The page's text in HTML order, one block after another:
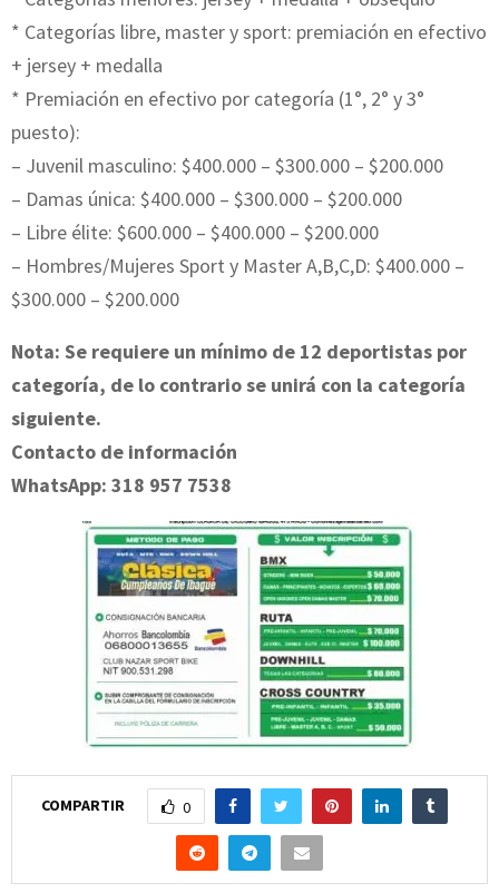
* Categorías libre, master y sport: premiación en efectivo
+ jersey + medalla
* Premiación en efectivo por categoría (1°, 2° y 3°
puesto):
– Juvenil masculino: $400.000 – $300.000 – $200.000
– Damas única: $400.000 – $300.000 – $200.000
– Libre élite: $600.000 – $400.000 – $200.000
– Hombres/Mujeres Sport y Master A,B,C,D: $400.000 –
$300.000 – $200.000
Nota: Se requiere un mínimo de 12 deportistas por
categoría, de lo contrario se unirá con la categoría
siguiente.
Contacto de información
WhatsApp: 318 957 7538
COMPARTIR 0